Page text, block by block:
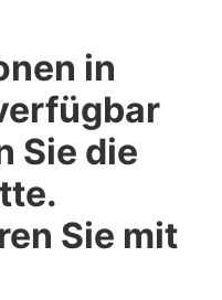
in
Sie die
Sie mit